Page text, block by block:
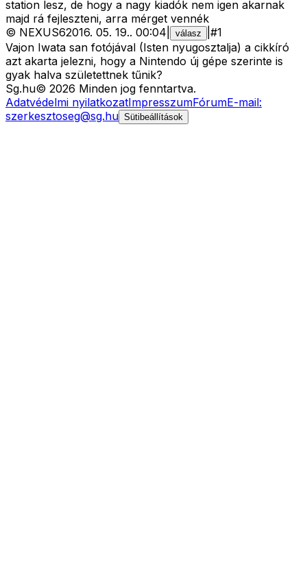
station lesz, de hogy a nagy kiadók nem igen akarnak
majd rá fejleszteni, arra mérget vennék
© NEXUS62016. 05. 19.. 00:04 válasz #1
Vajon Iwata san fotójával (Isten nyugosztalja) a cikkíró
azt akarta jelezni, hogy a Nintendo új gépe szerinte is
gyak halva születettnek tűnik?
Sg.hu© 2026 Minden jog fenntartva.
Adatvédelmi nyilatkozatImpresszumFórumE-mail:
szerkesztoseg@sg.hu Sütibeállítások